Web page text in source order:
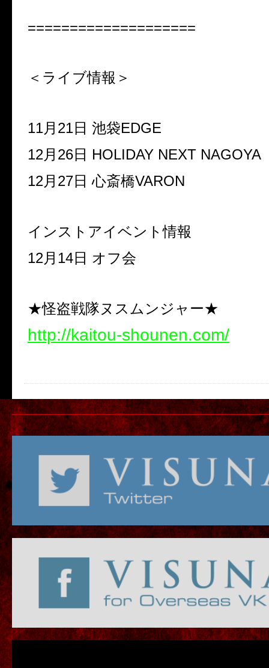
====================
＜ライブ情報＞
11月21日 池袋EDGE
12月26日 HOLIDAY NEXT NAGOYA
12月27日 心斎橋VARON
インストアイベント情報
12月14日 オフ会
★怪盗戦隊ヌスムンジャー★
http://kaitou-shounen.com/